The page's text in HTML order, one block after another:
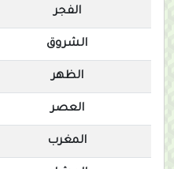
الفجر
الشروق
الظهر
العصر
المغرب